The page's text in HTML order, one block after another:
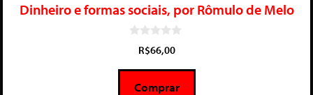
Dinheiro e formas sociais, por Rômulo de Melo
5
R$66,00
Comprar